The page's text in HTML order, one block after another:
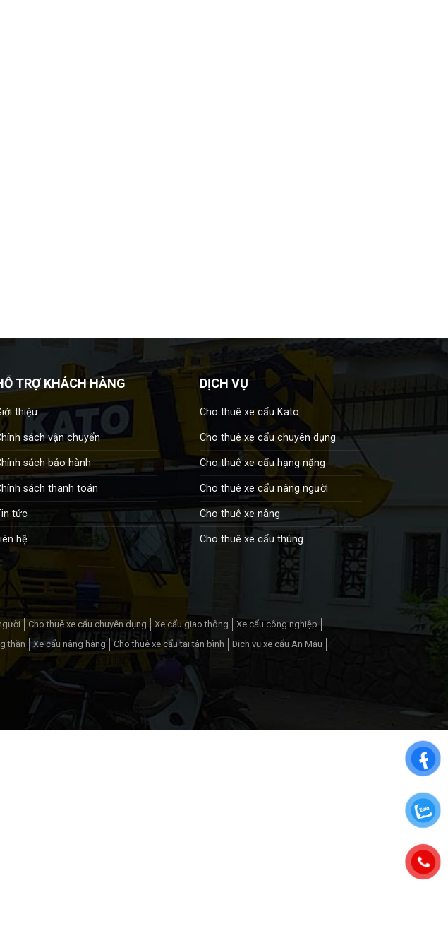
TRỢ KHÁCH HÀNG
thiệu
sách vận chuyển
sách bảo hành
sách thanh toán
tức
hệ
DỊCH VỤ
Cho thuê xe cẩu Kato
Cho thuê xe cẩu chuyên dụng
Cho thuê xe cẩu hạng nặng
Cho thuê xe cẩu nâng người
Cho thuê xe nâng
Cho thuê xe cẩu thùng
Cho thuê xe cẩu chuyên dụng Xe cẩu giao thông
Xe cẩu công nghiệp
thần Xe cẩu nâng hàng Cho thuê xe cẩu tại tân bình
Dịch vụ xe cẩu An Mậu